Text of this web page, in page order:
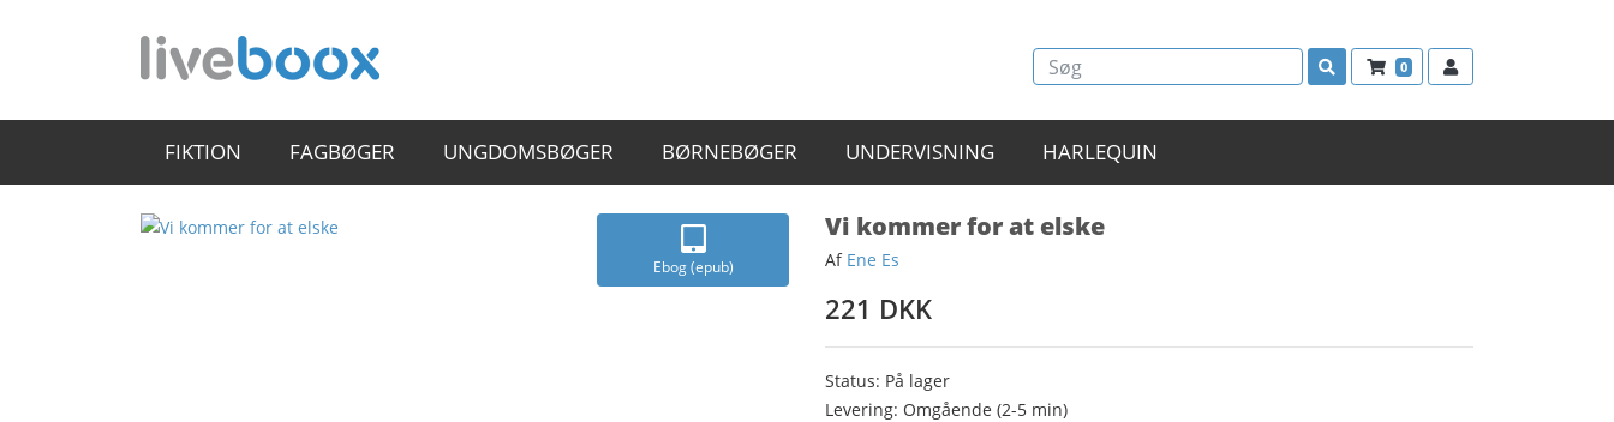
0
FIKTION FAGBØGER UNGDOMSBØGER BØRNEBØGER UNDERVISNING HARLEQUIN
Ebog (epub)
Vi kommer for at elske
Af Ene Es
221 DKK
Status: På lager
Levering: Omgående (2-5 min)